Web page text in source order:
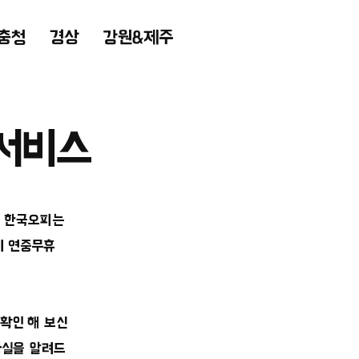
청 경상 강원&제주
비스
한국오피는
연중무휴
인 해 보신
을 알려드